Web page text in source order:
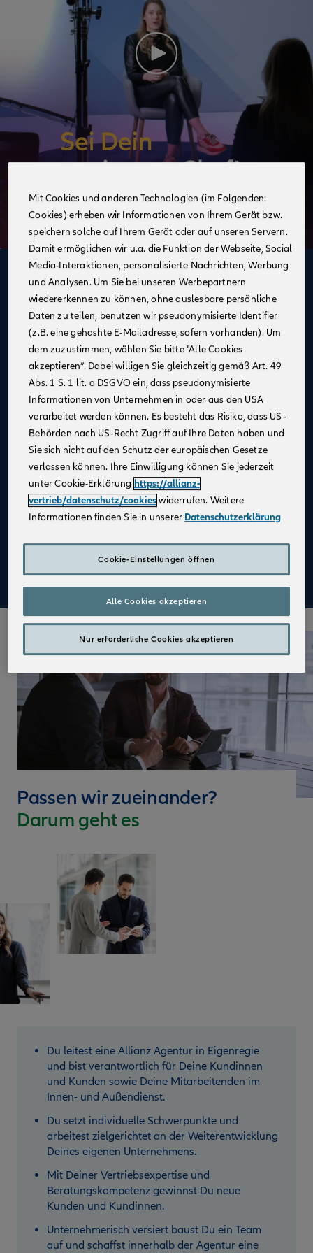
Deine Vorteile
im Vertrieb der Allianz
Allianz alsstarker Partnerundstarke Marke
Businesspläne mitErfolgsgarantie
Unterstützung bei derUnternehmensgründung
Bestehender Kundenstamm
Qualifizierte Weiterbildung
Attraktive Verdienstmöglichkeiten
Digitale Verkaufsinstrumente
KostenfreieUnterstützung durch
Fachspezialist:innen
Aufbau einerAltersvorsorge
Mehr zu Deinen Vorteilen im Vertrieb der Allianz
Passen wir zueinander?
Darum geht es
Du leitest eine Allianz Agentur in Eigenregie
und bist verantwortlich für Deine Kundinnen
und Kunden sowie Deine Mitarbeitenden im
Innen- und Außendienst.
Du setzt individuelle Schwerpunkte und
arbeitest zielgerichtet an der Weiterentwicklung
Deines eigenen Unternehmens.
Mit Deiner Vertriebsexpertise und
Beratungskompetenz gewinnst Du neue
Kunden und Kundinnen.
Unternehmerisch versiert baust Du ein Team
auf und schaffst innerhalb der Agentur eine
Mit Cookies und anderen Technologien (im Folgenden:
Cookies) erheben wir Informationen von Ihrem Gerät bzw.
speichern solche auf Ihrem Gerät oder auf unseren Servern.
Damit ermöglichen wir u.a. die Funktion der Webseite, Social
Media-Interaktionen, personalisierte Nachrichten, Werbung
und Analysen. Um Sie bei unseren Werbepartnern
wiedererkennen zu können, ohne auslesbare persönliche
Daten zu teilen, benutzen wir pseudonymisierte Identifier
(z.B. eine gehashte E-Mailadresse, sofern vorhanden). Um
dem zuzustimmen, wählen Sie bitte "Alle Cookies
akzeptieren“. Dabei willigen Sie gleichzeitig gemäß Art. 49
Abs. 1 S. 1 lit. a DSGVO ein, dass pseudonymisierte
Informationen von Unternehmen in oder aus den USA
verarbeitet werden können. Es besteht das Risiko, dass US-
Behörden nach US-Recht Zugriff auf Ihre Daten haben und
Sie sich nicht auf den Schutz der europäischen Gesetze
verlassen können. Ihre Einwilligung können Sie jederzeit
unter Cookie-Erklärung https://allianz-
vertrieb/datenschutz/cookieswiderrufen. Weitere
Informationen finden Sie in unserer Datenschutzerklärung
Cookie-Einstellungen öffnen
Nur erforderliche Cookies akzeptieren
Alle Cookies akzeptieren